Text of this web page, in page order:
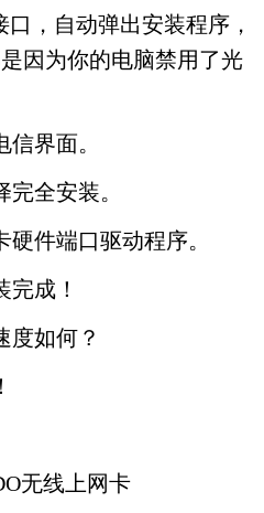
，自动弹出安装程序，
因为你的电脑禁用了光
界面。
全安装。
件端口驱动程序。
成！
度如何？
无线上网卡